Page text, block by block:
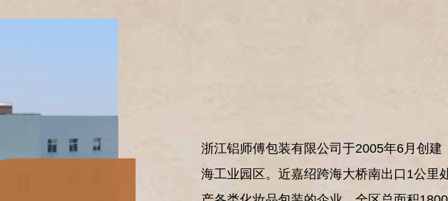
浙江铝师傅包装有限公司于2005年6月创
海工业园区。近嘉绍跨海大桥南出口1公里